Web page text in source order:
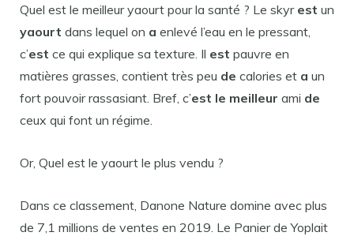
Quel est le meilleur yaourt pour la santé ? Le skyr est un
yaourt dans lequel on a enlevé l’eau en le pressant,
c’est ce qui explique sa texture. Il est pauvre en
matières grasses, contient très peu de calories et a un
fort pouvoir rassasiant. Bref, c’est le meilleur ami de
ceux qui font un régime.
Or, Quel est le yaourt le plus vendu ?
Dans ce classement, Danone Nature domine avec plus
de 7,1 millions de ventes en 2019. Le Panier de Yoplait